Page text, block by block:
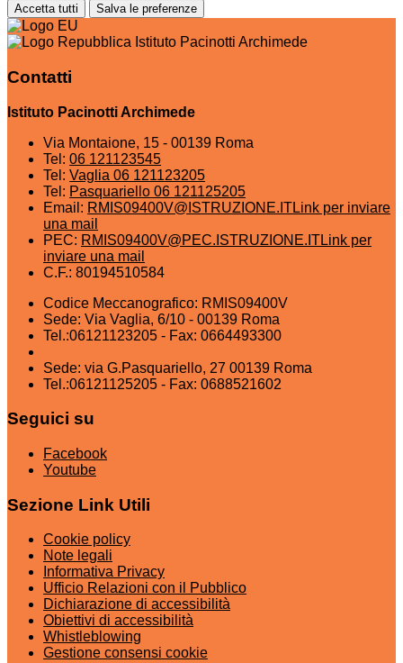
Accetta tutti Salva le preferenze
Istituto Pacinotti Archimede
Contatti
Istituto Pacinotti Archimede
Via Montaione, 15 - 00139 Roma
Tel: 06 121123545
Tel: Vaglia 06 121123205
Tel: Pasquariello 06 121125205
Email: RMIS09400V@ISTRUZIONE.ITLink per inviare
una mail
PEC: RMIS09400V@PEC.ISTRUZIONE.ITLink per
inviare una mail
C.F.: 80194510584
Codice Meccanografico: RMIS09400V
Sede: Via Vaglia, 6/10 - 00139 Roma
Tel.:06121123205 - Fax: 0664493300
Sede: via G.Pasquariello, 27 00139 Roma
Tel.:06121125205 - Fax: 0688521602
Seguici su
Facebook
Youtube
Sezione Link Utili
Cookie policy
Note legali
Informativa Privacy
Ufficio Relazioni con il Pubblico
Dichiarazione di accessibilità
Obiettivi di accessibilità
Whistleblowing
Gestione consensi cookie